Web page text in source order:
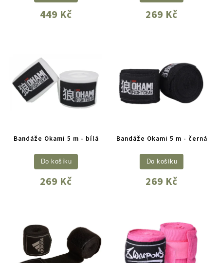
449 Kč 269 Kč
Bandáže Okami 5 m - bílá
269 Kč
Do košíku
Bandáže Okami 5 m - černá
269 Kč
Do košíku